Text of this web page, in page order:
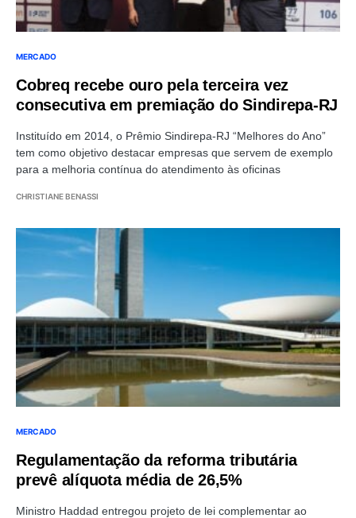
MERCADO
Cobreq recebe ouro pela terceira vez
consecutiva em premiação do Sindirepa-RJ
Instituído em 2014, o Prêmio Sindirepa-RJ “Melhores do Ano”
tem como objetivo destacar empresas que servem de exemplo
para a melhoria contínua do atendimento às oficinas
CHRISTIANE BENASSI
MERCADO
Regulamentação da reforma tributária
prevê alíquota média de 26,5%
Ministro Haddad entregou projeto de lei complementar ao